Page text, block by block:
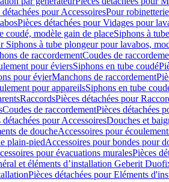
détachées pour AccessoiresPour
Pièces détachées pour Vidages pour
coudé, modèle gain de placeSiphons à
Siphons à tube plongeur pour lavabos,
de raccordementCoudes de
pour éviersSiphons en tube coudé
pour évierManchons de raccordement
pour appareilsSiphons en tube
RaccordsPièces détachées pour
Coudes de raccordementPièces détachées
détachées pour AccessoiresDouches et
de doucheAccessoires pour
plain-piedAccessoires pour bondes pour
pour évacuations muralesPièces
et éléments d’installation Geberit
Pièces détachées pour Eléments